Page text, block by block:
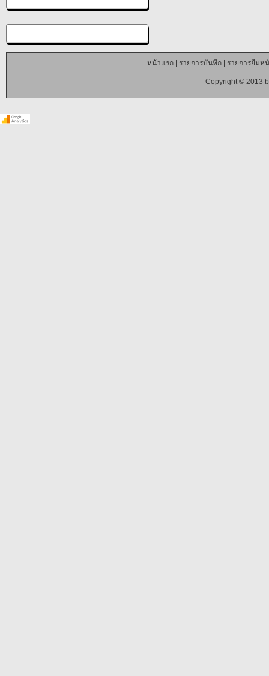
หน้าแรก| รายการบันทึก| รายการยืมห
Copyright © 2013